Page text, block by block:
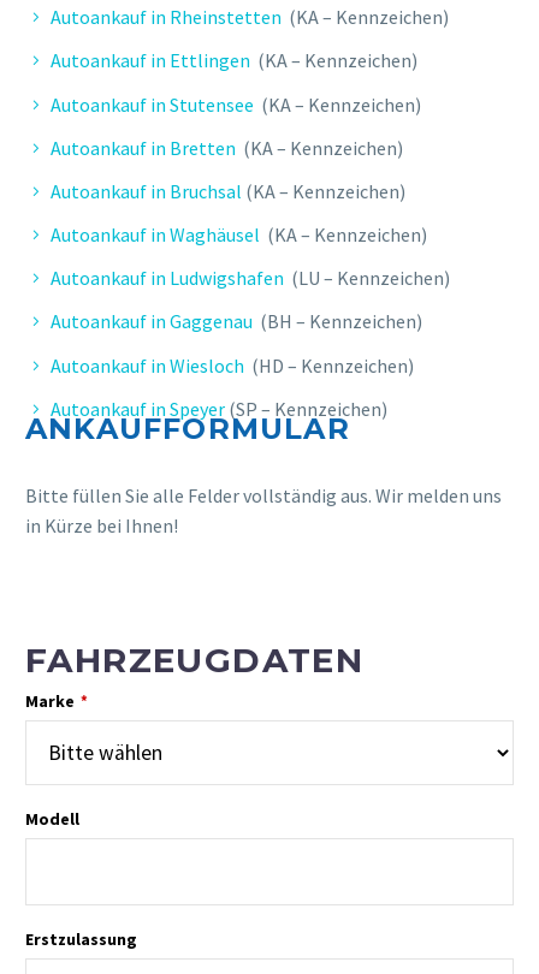
Autoankauf in Rheinstetten (KA – Kennzeichen)
Autoankauf in Ettlingen (KA – Kennzeichen)
Autoankauf in Stutensee (KA – Kennzeichen)
Autoankauf in Bretten (KA – Kennzeichen)
Autoankauf in Bruchsal (KA – Kennzeichen)
Autoankauf in Waghäusel (KA – Kennzeichen)
Autoankauf in Ludwigshafen (LU – Kennzeichen)
Autoankauf in Gaggenau (BH – Kennzeichen)
Autoankauf in Wiesloch (HD – Kennzeichen)
Autoankauf in Speyer (SP – Kennzeichen)
ANKAUFFORMULAR
Bitte füllen Sie alle Felder vollständig aus. Wir melden uns
in Kürze bei Ihnen!
FAHRZEUGDATEN
Marke *
Modell
Erstzulassung